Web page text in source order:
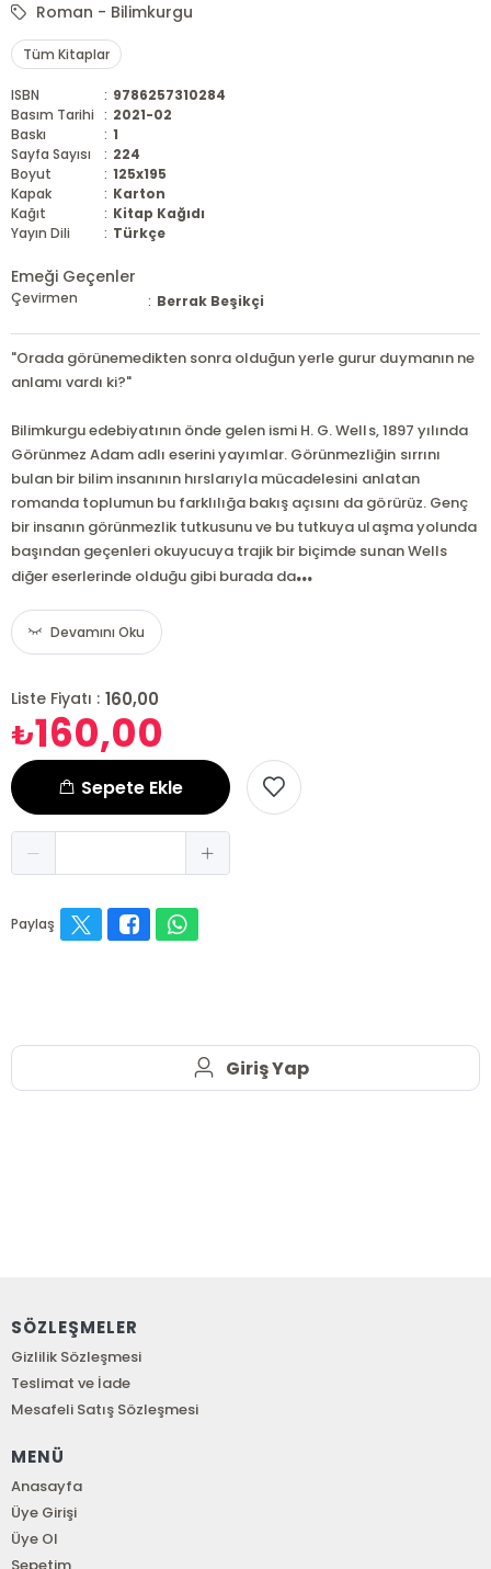
Roman - Bilimkurgu
Tüm Kitaplar
ISBN : 9786257310284
Basım Tarihi : 2021-02
Baskı
: 1
Sayfa Sayısı
: 224
Boyut
: 125x195
Kapak
: Karton
Kağıt
: Kitap Kağıdı
Yayın Dili
: Türkçe
Emeği Geçenler
Çevirmen : Berrak Beşikçi
"Orada görünemedikten sonra olduğun yerle gurur duymanın ne
anlamı vardı ki?"
Bilimkurgu edebiyatının önde gelen ismi H. G. Wells, 1897 yılında
Görünmez Adam adlı eserini yayımlar. Görünmezliğin sırrını
bulan bir bilim insanının hırslarıyla mücadelesini anlatan
romanda toplumun bu farklılığa bakış açısını da görürüz. Genç
bir insanın görünmezlik tutkusunu ve bu tutkuya ulaşma yolunda
başından geçenleri okuyucuya trajik bir biçimde sunan Wells
diğer eserlerinde olduğu gibi burada da...
Devamını Oku
Liste Fiyatı : 160,00
₺160,00
Sepete Ekle
Paylaş
Giriş Yap
SÖZLEŞMELER
Gizlilik Sözleşmesi
Teslimat ve İade
Mesafeli Satış Sözleşmesi
MENÜ
Anasayfa
Üye Girişi
Üye Ol